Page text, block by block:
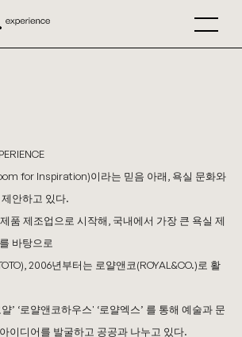
for Inspiration)이라는 믿음 아래, 욕실 문화와
안하고 있다.
품 제조업으로 시작해, 국내에서 가장 큰 욕실 제
바탕으로
2006년부터는 로얄앤코(ROYAL&CO.)로 활
’ ‘로얄앤코하우스' ‘로얄엑스’ 를 통해 예술과 문
이디어를 발굴하고 공공과 나누고 있다.